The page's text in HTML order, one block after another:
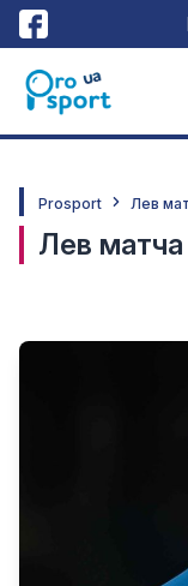
Prosport Лев
Лев матча